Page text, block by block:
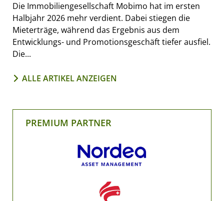
Die Immobiliengesellschaft Mobimo hat im ersten
Halbjahr 2026 mehr verdient. Dabei stiegen die
Mieterträge, während das Ergebnis aus dem
Entwicklungs- und Promotionsgeschäft tiefer ausfiel.
Die...
ALLE ARTIKEL ANZEIGEN
PREMIUM PARTNER